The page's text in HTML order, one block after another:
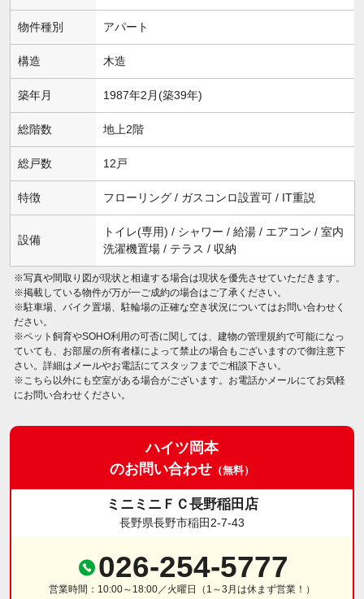
物件種別 アパート
構造 木造
築年月 1987年2月(築39年)
総階数 地上2階
総戸数 12戸
特徴 フローリング / ガスコンロ設置可 / IT重説
設備
トイレ(専用) / シャワー / 給湯 / エアコン / 室内
洗濯機置場 / テラス / 収納
※写真や間取り図が現状と相違する場合は現状を優先させていただきます。
※掲載している物件が万が一ご成約の場合はご了承ください。
※駐車場、バイク置場、駐輪場の正確な空き状況についてはお問い合わせく
ださい。
※ペット飼育やSOHO利用の可否に関しては、建物の管理規約で可能になっ
ていても、お部屋の所有者様によって禁止の場合もございますので御注意下
さい。詳細はメールやお電話にてスタッフまでご相談下さい。
※こちら以外にも空室がある場合がございます。お電話かメールにてお気軽
にお問い合わせください。
ハイツ岡本
のお問い合わせ （無料）
ミニミニＦＣ長野稲田店
長野県長野市稲田2-7-43
026-254-5777
営業時間：10:00～18:00／火曜日（1～3月は休まず営業！）